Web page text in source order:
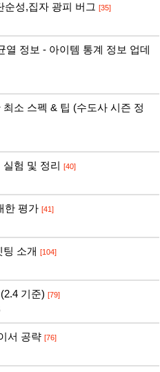
성,집자 광피 버그 [35]
정보 - 아이템 통계 정보 업데
소 스펙 & 팁 (수도사 시즌 정
험 및 정리 [40]
한 평가 [41]
소개 [104]
기준) [79]
서 공략 [76]